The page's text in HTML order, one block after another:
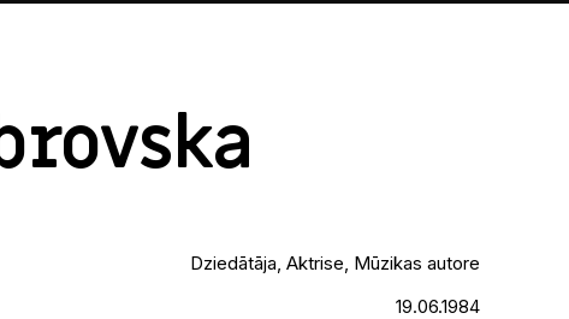
Dziedātāja, Aktrise, Mūzikas autore
19.06.1984